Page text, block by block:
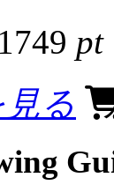
1749 pt
る